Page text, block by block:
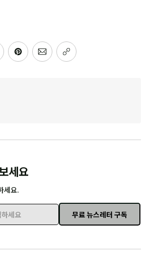
세요
세요.
세요
무료 뉴스레터 구독